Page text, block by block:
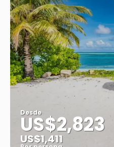
Desde
US$2,823
US$1,411